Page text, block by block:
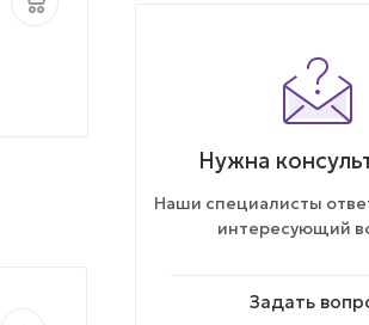
Нужна
Наши специалисты
интересующий
Задать